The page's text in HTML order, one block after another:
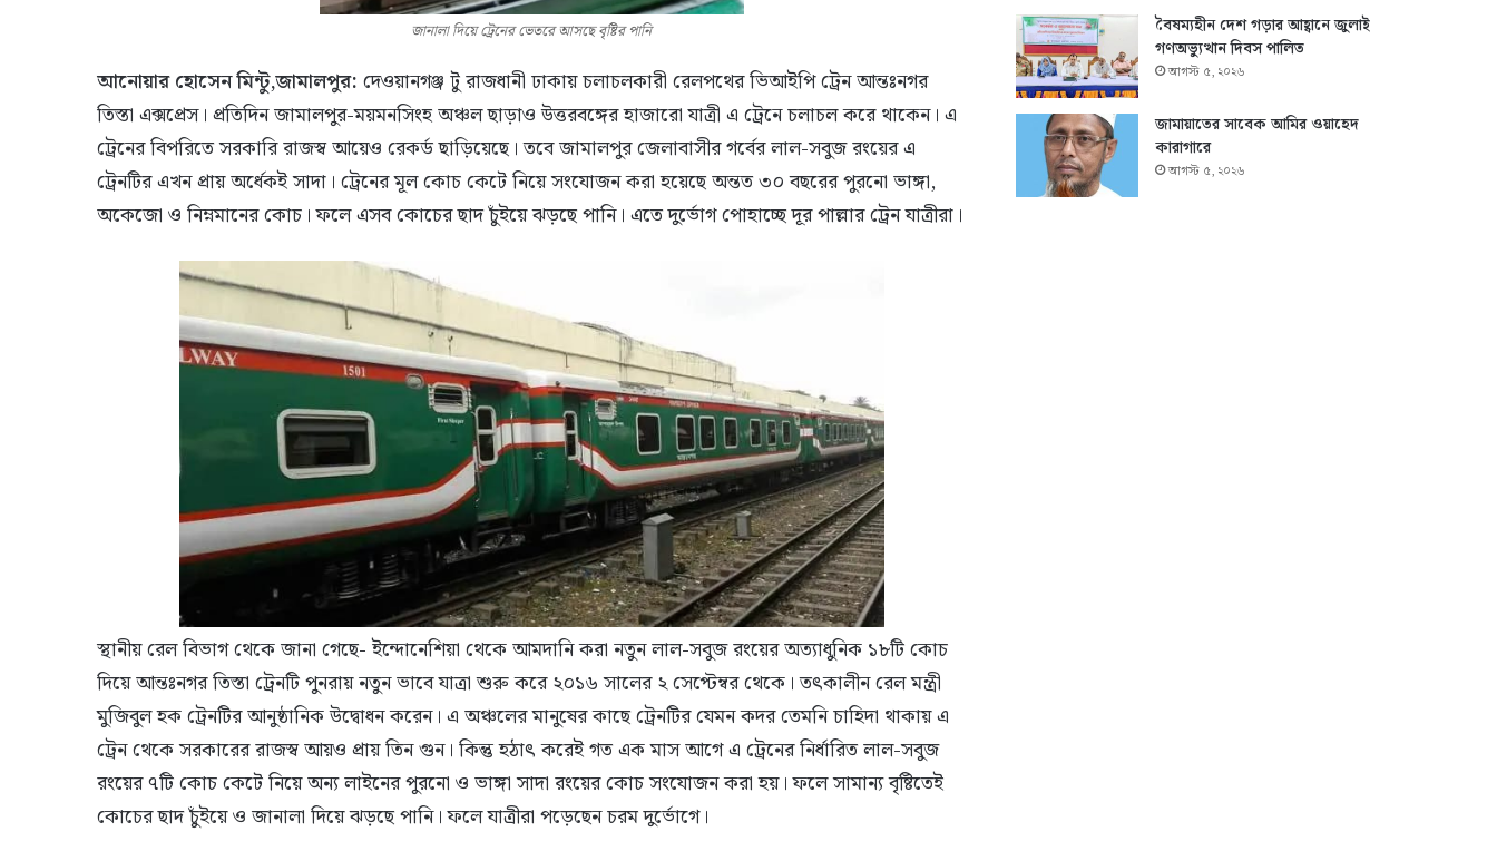
জানালা দিয়ে ট্রেনের ভেতরে আসছে বৃষ্টির পানি
আনোয়ার হোসেন মিন্টু,জামালপুর: দেওয়ানগঞ্জ টু রাজধানী ঢাকায় চলাচলকারী রেলপথের ভিআইপি ট্রেন আন্তঃনগর
তিস্তা এক্সপ্রেস। প্রতিদিন জামালপুর-ময়মনসিংহ অঞ্চল ছাড়াও উত্তরবঙ্গের হাজারো যাত্রী এ ট্রেনে চলাচল করে থাকেন। এ
ট্রেনের বিপরিতে সরকারি রাজস্ব আয়েও রেকর্ড ছাড়িয়েছে। তবে জামালপুর জেলাবাসীর গর্বের লাল-সবুজ রংয়ের এ
ট্রেনটির এখন প্রায় অর্ধেকই সাদা। ট্রেনের মূল কোচ কেটে নিয়ে সংযোজন করা হয়েছে অন্তত ৩০ বছরের পুরনো ভাঙ্গা,
অকেজো ও নিম্নমানের কোচ। ফলে এসব কোচের ছাদ চুঁইয়ে ঝড়ছে পানি। এতে দুর্ভোগ পোহাচ্ছে দূর পাল্লার ট্রেন যাত্রীরা।
স্থানীয় রেল বিভাগ থেকে জানা গেছে- ইন্দোনেশিয়া থেকে আমদানি করা নতুন লাল-সবুজ রংয়ের অত্যাধুনিক ১৮টি কোচ
দিয়ে আন্তঃনগর তিস্তা ট্রেনটি পুনরায় নতুন ভাবে যাত্রা শুরু করে ২০১৬ সালের ২ সেপ্টেম্বর থেকে। তৎকালীন রেল মন্ত্রী
মুজিবুল হক ট্রেনটির আনুষ্ঠানিক উদ্বোধন করেন। এ অঞ্চলের মানুষের কাছে ট্রেনটির যেমন কদর তেমনি চাহিদা থাকায় এ
ট্রেন থেকে সরকারের রাজস্ব আয়ও প্রায় তিন গুন। কিন্তু হঠাৎ করেই গত এক মাস আগে এ ট্রেনের নির্ধারিত লাল-সবুজ
রংয়ের ৭টি কোচ কেটে নিয়ে অন্য লাইনের পুরনো ও ভাঙ্গা সাদা রংয়ের কোচ সংযোজন করা হয়। ফলে সামান্য বৃষ্টিতেই
কোচের ছাদ চুঁইয়ে ও জানালা দিয়ে ঝড়ছে পানি। ফলে যাত্রীরা পড়েছেন চরম দুর্ভোগে।
বৈষম্যহীন দেশ গড়ার আহ্বানে জুলাই
গণঅভ্যুত্থান দিবস পালিত
আগস্ট ৫, ২০২৬
জামায়াতের সাবেক আমির ওয়াহেদ
কারাগারে
আগস্ট ৫, ২০২৬